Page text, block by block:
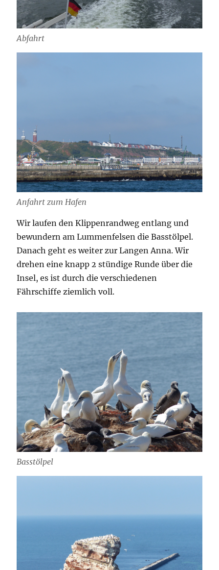
Abfahrt
Anfahrt zum Hafen
Wir laufen den Klippenrandweg entlang und
bewundern am Lummenfelsen die Basstölpel.
Danach geht es weiter zur Langen Anna. Wir
drehen eine knapp 2 stündige Runde über die
Insel, es ist durch die verschiedenen
Fährschiffe ziemlich voll.
Basstölpel